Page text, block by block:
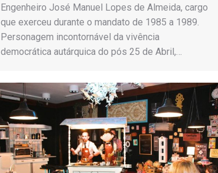
Engenheiro José Manuel Lopes de Almeida, cargo
que exerceu durante o mandato de 1985 a 1989.
Personagem incontornável da vivência
democrática autárquica do pós 25 de Abril,…